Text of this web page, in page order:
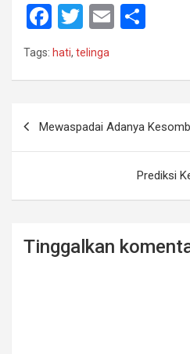
F
a
ce
T
wi
tt
E
Tags: hati, telinga
Mewaspadai Adanya
Prediksi
Tinggalkan